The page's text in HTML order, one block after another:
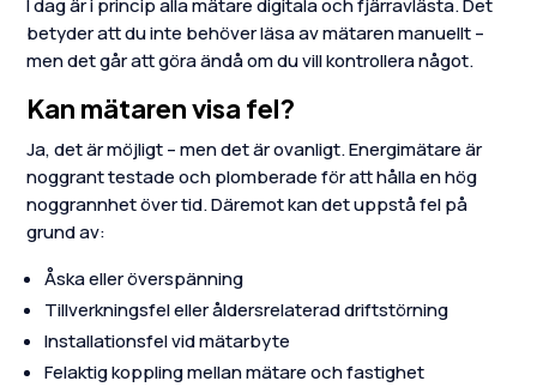
I dag är i princip alla mätare digitala och fjärravlästa. Det
betyder att du inte behöver läsa av mätaren manuellt –
men det går att göra ändå om du vill kontrollera något.
Kan mätaren visa fel?
Ja, det är möjligt – men det är ovanligt. Energimätare är
noggrant testade och plomberade för att hålla en hög
noggrannhet över tid. Däremot kan det uppstå fel på
grund av:
Åska eller överspänning
Tillverkningsfel eller åldersrelaterad driftstörning
Installationsfel vid mätarbyte
Felaktig koppling mellan mätare och fastighet